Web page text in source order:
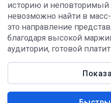
историю и
невозможно найти в
это направление
благодаря высокой
аудитории, готовой